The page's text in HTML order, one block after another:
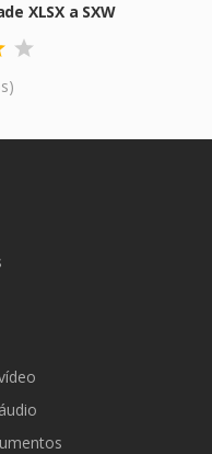
XLSX a SXW